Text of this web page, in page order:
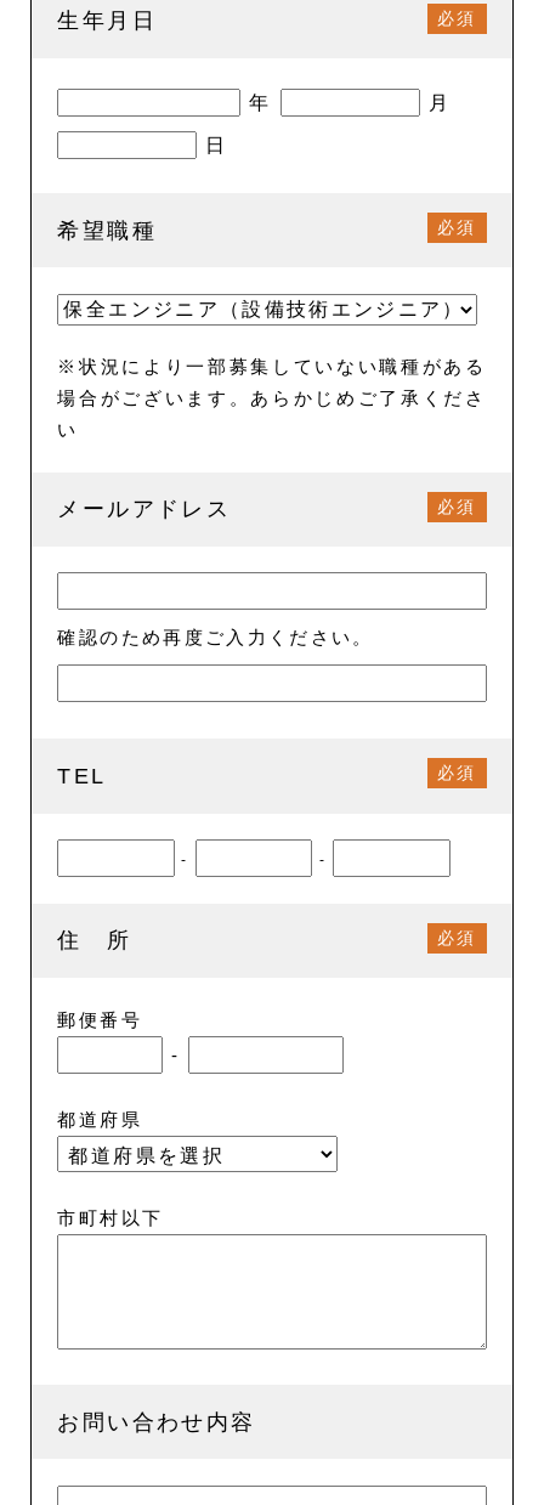
生年月日 必須
年
月
日
希望職種 必須
※状況により一部募集していない職種がある
場合がございます。あらかじめご了承くださ
い
メールアドレス 必須
確認のため再度ご入力ください。
TEL 必須
- -
住 所 必須
郵便番号
-
都道府県
市町村以下
お問い合わせ内容